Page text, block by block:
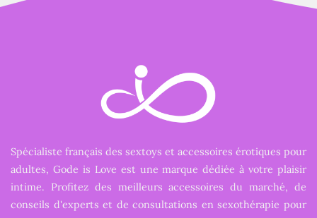
Spécialiste français des sextoys et accessoires érotiques pour
adultes, Gode is Love est une marque dédiée à votre plaisir
intime. Profitez des meilleurs accessoires du marché, de
conseils d'experts et de consultations en sexothérapie pour